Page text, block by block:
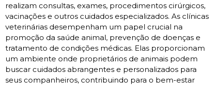
realizam consultas, exames, procedimentos cirúrgicos,
vacinações e outros cuidados especializados. As clínicas
veterinárias desempenham um papel crucial na
promoção da saúde animal, prevenção de doenças e
tratamento de condições médicas. Elas proporcionam
um ambiente onde proprietários de animais podem
buscar cuidados abrangentes e personalizados para
seus companheiros, contribuindo para o bem-estar